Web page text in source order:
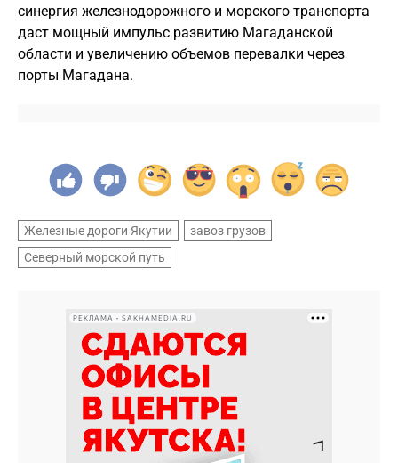
синергия железнодорожного и морского транспорта
даст мощный импульс развитию Магаданской
области и увеличению объемов перевалки через
порты Магадана.
Железные дороги Якутии
завоз грузов
Северный морской путь
РЕКЛАМА • SAKHAMEDIA.RU